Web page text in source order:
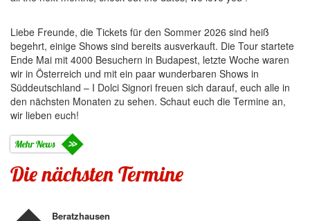
Liebe Freunde, die Tickets für den Sommer 2026 sind heiß
begehrt, einige Shows sind bereits ausverkauft. Die Tour startete
Ende Mai mit 4000 Besuchern in Budapest, letzte Woche waren
wir in Österreich und mit ein paar wunderbaren Shows in
Süddeutschland – I Dolci Signori freuen sich darauf, euch alle in
den nächsten Monaten zu sehen. Schaut euch die Termine an,
wir lieben euch!
Mehr News
Die nächsten Termine
Beratzhausen